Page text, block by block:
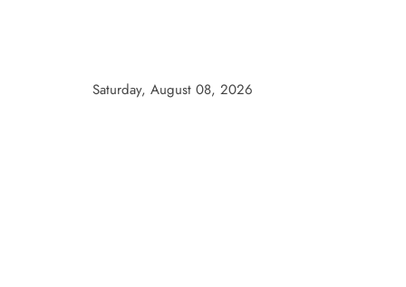
Saturday, August 08, 2026